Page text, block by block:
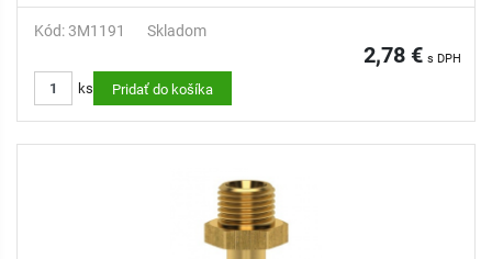
Kód: 3M1191 Skladom
2,78 € s DPH
ks Pridať do košíka